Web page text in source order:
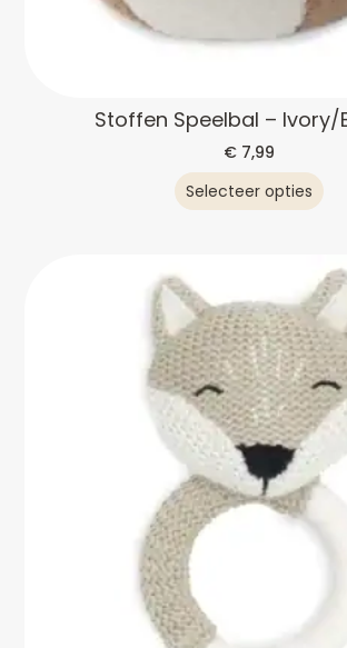
Stoffen Speelbal – Ivory/
€ 7,99
Selecteer opties